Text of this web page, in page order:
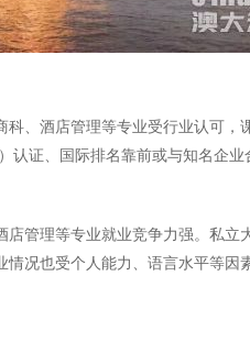
、酒店管理等专业受行业认可
证、国际排名靠前或与知名企
管理等专业就业竞争力强。私
况也受个人能力、语言水平等因